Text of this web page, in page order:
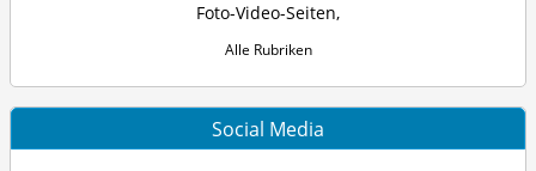
Foto-Video-Seiten,
Alle Rubriken
Social Media